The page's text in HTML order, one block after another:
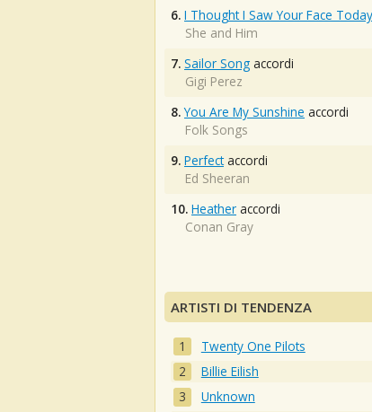
6. I Thought I Saw Your Face Today
She and Him
7. Sailor Song accordi
Gigi Perez
8. You Are My Sunshine accordi
Folk Songs
9. Perfectaccordi
Ed Sheeran
10. Heather accordi
Conan Gray
ARTISTI DI TENDENZA
Twenty One Pilots
Billie Eilish
Unknown